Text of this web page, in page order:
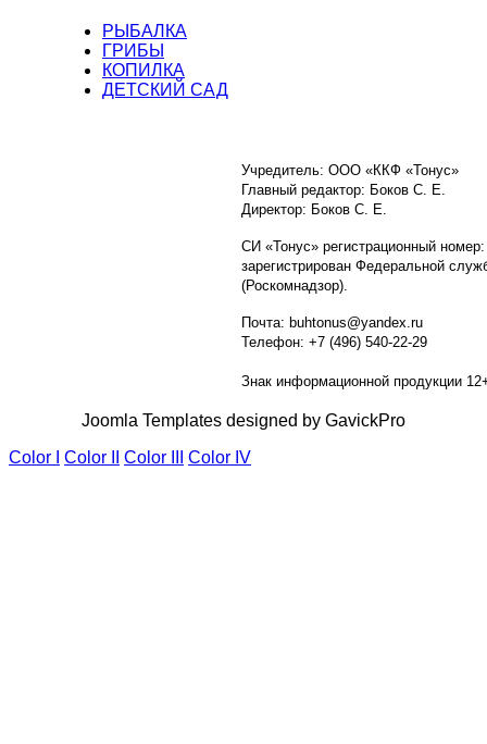
РЫБАЛКА
ГРИБЫ
КОПИЛКА
ДЕТСКИЙ САД
Учредитель: ООО «ККФ «Тонус»
Главный редактор: Боков С. Е.
Директор: Боков С. Е.
СИ «Тонус» регистрационный
зарегистрирован Федеральной
(Роскомнадзор).
Почта: buhtonus@yandex.ru
Телефон: +7 (496) 540-22-29
Знак информационной продукции
Joomla Templates designed by GavickPro
Color I
Color II Color III Color IV